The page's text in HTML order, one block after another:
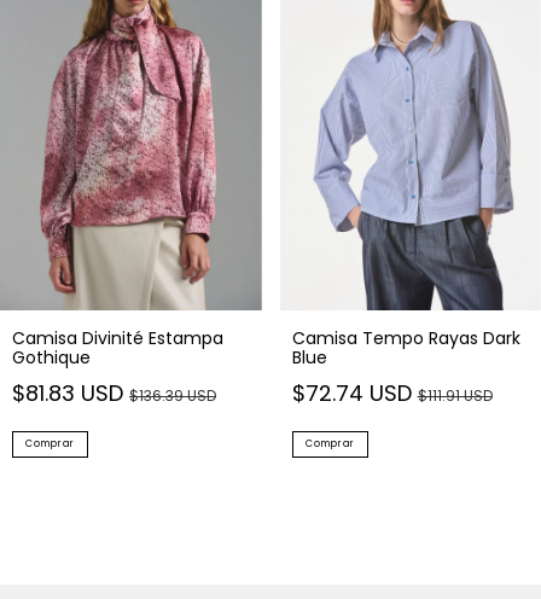
Camisa Divinité Estampa
Gothique
$81.83 USD $136.39 USD
Comprar
Camisa Tempo Rayas Dark
Blue
$72.74 USD$111.91 USD
Comprar